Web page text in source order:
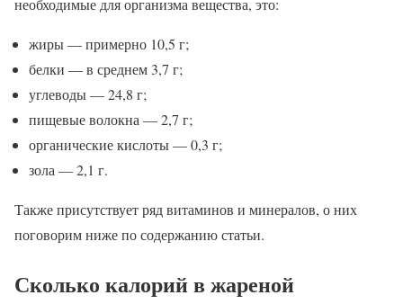
необходимые для организма вещества, это:
жиры — примерно 10,5 г;
белки — в среднем 3,7 г;
углеводы — 24,8 г;
пищевые волокна — 2,7 г;
органические кислоты — 0,3 г;
зола — 2,1 г.
Также присутствует ряд витаминов и минералов, о них
поговорим ниже по содержанию статьи.
Сколько калорий в жареной